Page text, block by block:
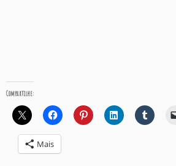
Compartilhe:
Mais